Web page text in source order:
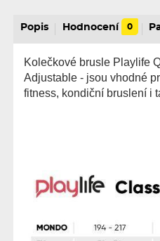
Popis Hodnocení 0
Kolečkové brusle Playlife
Adjustable - jsou vhodné
fitness, kondiční bruslení i